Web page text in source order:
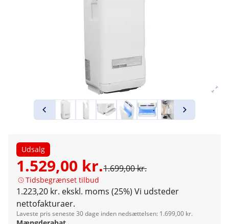
Udsalg
1.529,00 kr.1.699,00 kr.
Tidsbegrænset tilbud
1.223,20 kr. ekskl. moms (25%) Vi udsteder
nettofakturaer.
Laveste pris seneste 30 dage inden nedsættelsen: 1.699,00 kr.